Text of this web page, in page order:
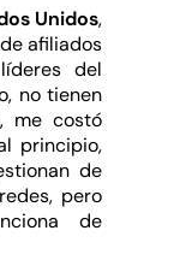
Unidos,
afiliados
del
no tienen
me costó
principio,
de
pero
de